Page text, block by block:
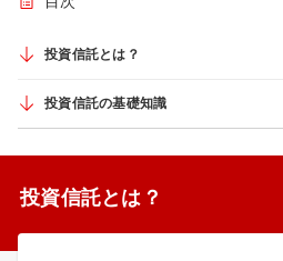
投資信託とは？
投資信託の基礎知識
投資信託とは？